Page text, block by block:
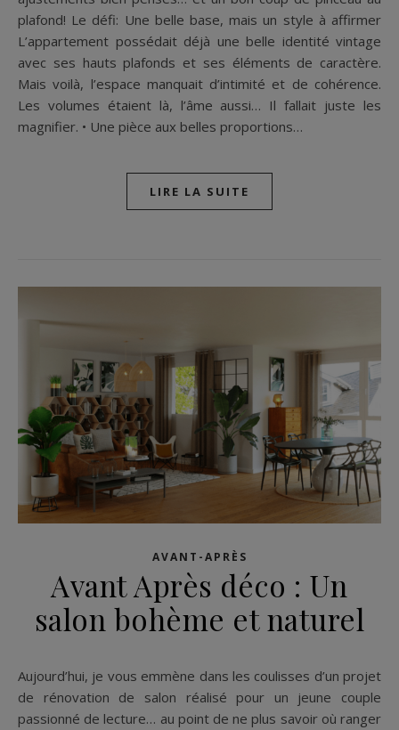
plafond! Le défi: Une belle base, mais un style à affirmer
L’appartement possédait déjà une belle identité vintage
avec ses hauts plafonds et ses éléments de caractère.
Mais voilà, l’espace manquait d’intimité et de cohérence.
Les volumes étaient là, l’âme aussi… Il fallait juste les
magnifier. • Une pièce aux belles proportions…
LIRE LA SUITE
AVANT-APRÈS
Avant Après déco : Un
salon bohème et naturel
Aujourd’hui, je vous emmène dans les coulisses d’un projet
de rénovation de salon réalisé pour un jeune couple
passionné de lecture… au point de ne plus savoir où ranger